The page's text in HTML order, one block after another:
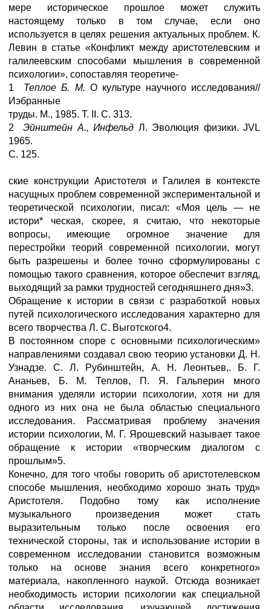
мере историческое прошлое может служить
настоящему только в том случае, если оно
используется в целях решения актуальных проблем. К.
Левин в статье «Конфликт между аристотелевским и
галилеевским способами мышления в современной
психологии», сопоставляя теоретиче-
1 Теплое Б. М. О культуре научного исследования//
Иэбранные
труды. М., 1985. Т. II. С. 313.
2 Эйнштейн А., Инфельд Л. Эволюция физики. JVL
1965.
С. 125.
ские конструкции Аристотеля и Галилея в контексте
насущных проблем современной экспериментальной и
теоретической психологии, писал: «Моя цель — не
истори* ческая, скорее, я считаю, что некоторые
вопросы, имеющие огромное значение для
перестройки теорий современной психологии, могут
быть разрешены и более точно сформулированы с
помощью такого сравнения, которое обеспечит взгляд,
выходящий за рамки трудностей сегодняшнего дня»3.
Обращение к истории в связи с разработкой новых
путей психологического исследования характерно для
всего творчества Л. С. Выготского4.
В постоянном споре с основными психологическим»
направлениями создавал свою теорию установки Д. Н.
Узнадзе. С. Л. Рубинштейн, А. Н. Леонтьев,. Б. Г.
Ананьев, Б. М. Теплов, П. Я. Гальперин много
внимания уделяли истории психологии, хотя ни для
одного из них она не была областью специального
исследования. Рассматривая проблему значения
истории психологии, М. Г. Ярошевский называет такое
обращение к истории «творческим диалогом с
прошлым»5.
Конечно, для того чтобы говорить об аристотелевском
способе мышления, необходимо хорошо знать труд»
Аристотеля. Подобно тому как исполнение
музыкального произведения может стать
выразительным только после освоения его
технической стороны, так и использование истории в
современном исследовании становится возможным
только на основе знания всего конкретного»
материала, накопленного наукой. Отсюда возникает
необходимость истории психологии как специальной